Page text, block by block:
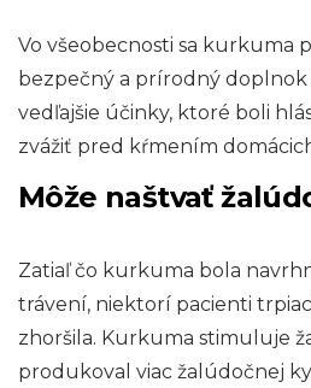
Vo všeobecnosti sa kurkuma
bezpečný a prírodný doplnok
vedľajšie účinky, ktoré boli
zvážiť pred kŕmením
Môže naštvať
Zatiaľ čo kurkuma bola
trávení, niektorí pacienti
zhoršila. Kurkuma stimuluje
produkoval viac žalúdočnej